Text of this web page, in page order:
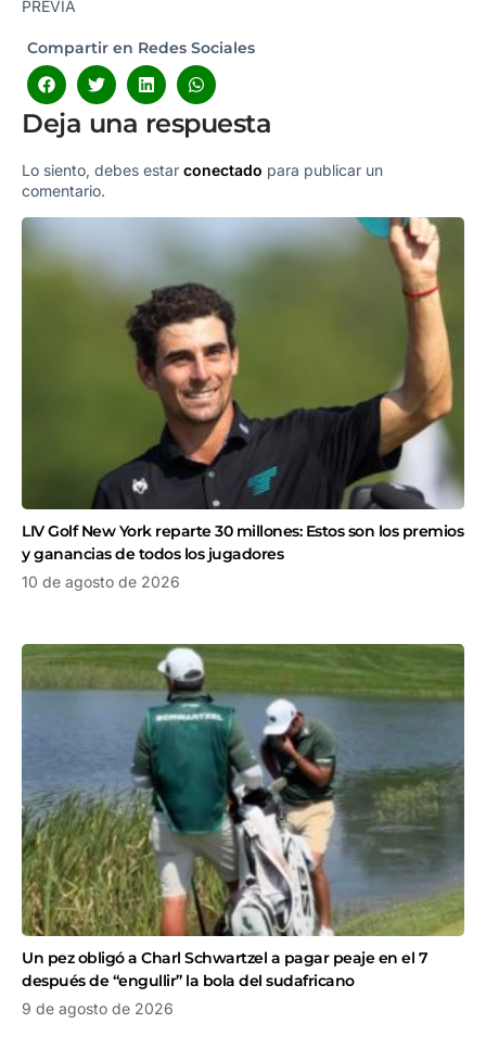
PREVIA
Compartir en Redes Sociales
Deja una respuesta
Lo siento, debes estar conectado para publicar un
comentario.
LIV Golf New York reparte 30 millones: Estos son los premios
y ganancias de todos los jugadores
10 de agosto de 2026
Un pez obligó a Charl Schwartzel a pagar peaje en el 7
después de “engullir” la bola del sudafricano
9 de agosto de 2026